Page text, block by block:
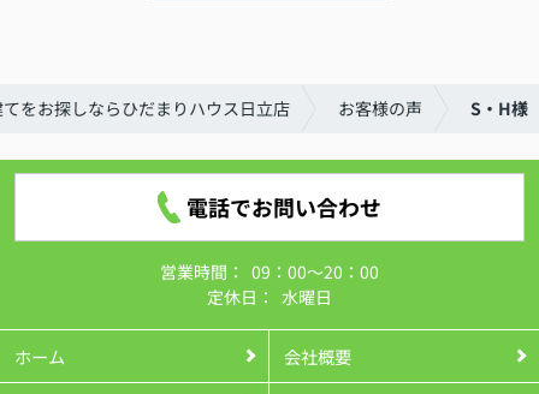
をお探しならひだまりハウス日立店 お客様の声 S・H様
電話でお問い合わせ
営業時間： 09：00～20：00
定休日： 水曜日
ホーム 会社概要